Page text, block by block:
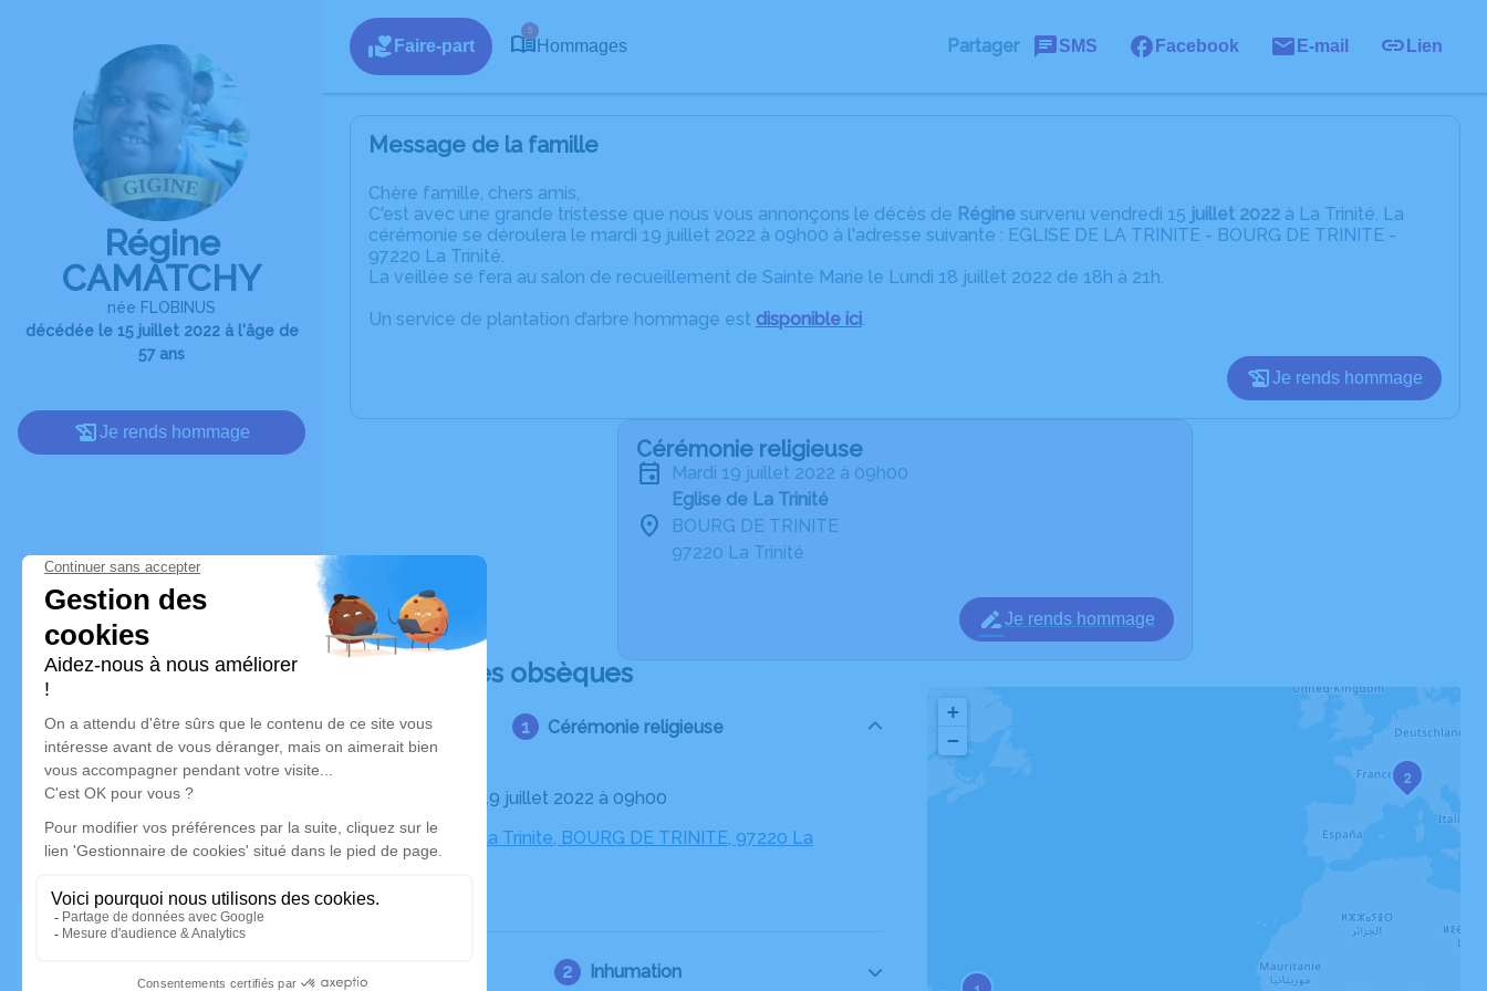
Régine
CAMATCHY
née FLOBINUS
décédée le 15 juillet 2022 à l'âge de
57 ans
Je rends hommage
Faire-part
5
Hommages Partager SMS Facebook E-mail Lien
Message de la famille
Chère famille, chers amis,
C'est avec une grande tristesse que nous vous annonçons le décès de Régine survenu vendredi 15 juillet 2022 à La Trinité. La
cérémonie se déroulera le mardi 19 juillet 2022 à 09h00 à l'adresse suivante : EGLISE DE LA TRINITE - BOURG DE TRINITE -
97220 La Trinité.
La veillée se fera au salon de recueillement de Sainte Marie le Lundi 18 juillet 2022 de 18h à 21h.
Un service de plantation d’arbre hommage est disponible ici.
Je rends hommage
Cérémonie religieuse
mardi 19 juillet 2022 à 09h00
Eglise de La Trinité
BOURG DE TRINITE
97220 La Trinité
Je rends hommage
Déroulé des obsèques
Cérémonie religieuse
Le mardi 19 juillet 2022 à 09h00
Eglise de la Trinite, BOURG DE TRINITE, 97220 La
Trinité
Inhumation
2
+
−